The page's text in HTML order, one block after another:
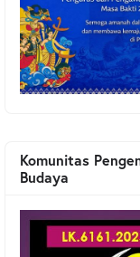
Komunitas
Budaya